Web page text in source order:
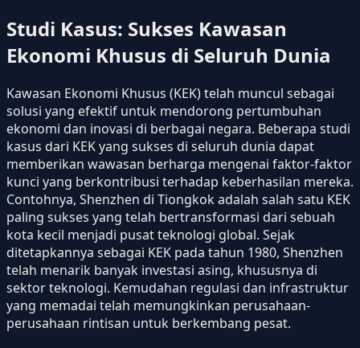
Studi Kasus: Sukses Kawasan
Ekonomi Khusus di Seluruh Dunia
Kawasan Ekonomi Khusus (KEK) telah muncul sebagai
solusi yang efektif untuk mendorong pertumbuhan
ekonomi dan inovasi di berbagai negara. Beberapa studi
kasus dari KEK yang sukses di seluruh dunia dapat
memberikan wawasan berharga mengenai faktor-faktor
kunci yang berkontribusi terhadap keberhasilan mereka.
Contohnya, Shenzhen di Tiongkok adalah salah satu KEK
paling sukses yang telah bertransformasi dari sebuah
kota kecil menjadi pusat teknologi global. Sejak
ditetapkannya sebagai KEK pada tahun 1980, Shenzhen
telah menarik banyak investasi asing, khususnya di
sektor teknologi. Kemudahan regulasi dan infrastruktur
yang memadai telah memungkinkan perusahaan-
perusahaan rintisan untuk berkembang pesat.